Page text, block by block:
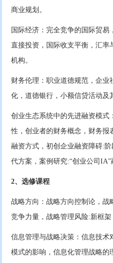
商业规划。
国际经济：完全竞争的国际贸易
直接投资，国际收支平衡，汇
机构。
财务伦理：职业道德规范，企业
化，道德银行，小额信贷活动及
创业生态系统中的先进融资模
性，创业者的财务概念，财务
融资方式，初创企业融资障碍:
代方案，案例研究:“创业公司IA”
2、选修课程
战略方向：战略方向控制论，
竞争力量，战略管理风险:新框架
信息管理与战略决策：信息技术
模式的影响，信息化管理战略